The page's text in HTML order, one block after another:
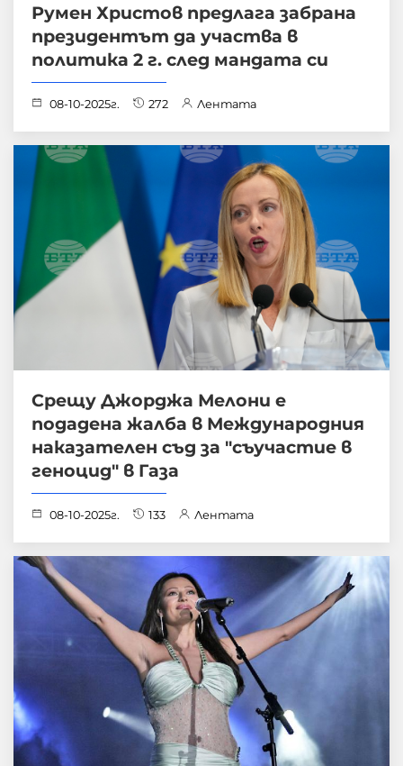
Румен Христов предлага забрана
президентът да участва в
политика 2 г. след мандата си
08-10-2025г. 272 Лентата
Срещу Джорджа Мелони е
подадена жалба в Международния
наказателен съд за "съучастие в
геноцид" в Газа
08-10-2025г. 133 Лентата